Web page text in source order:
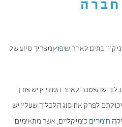
חברה
בתים לאחר שיפוץמצריך סיוע של
שהצטבר לאחר השיפוץ יש צורך
לפרק את סוג הלכלוך שעליו יש
חומרים כימיקליים, אשר מתאימים